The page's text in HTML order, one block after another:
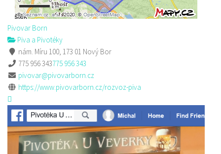
Pivovar Born
Piva a Pivotéky
nám. Míru 100, 173 01 Nový Bor
775 956 343775 956 343
pivovar@pivovarborn.cz
https://www.pivovarborn.cz/rozvoz-piva